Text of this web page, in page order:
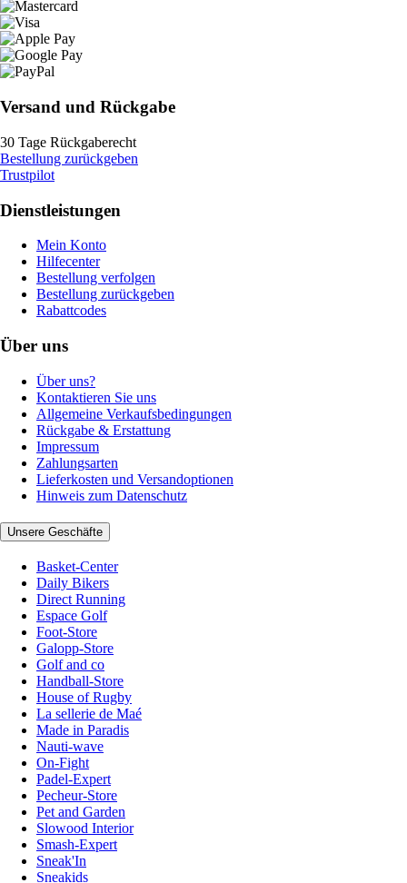
Versand und Rückgabe
30 Tage Rückgaberecht
Bestellung zurückgeben
Trustpilot
Dienstleistungen
Mein Konto
Hilfecenter
Bestellung verfolgen
Bestellung zurückgeben
Rabattcodes
Über uns
Über uns?
Kontaktieren Sie uns
Allgemeine Verkaufsbedingungen
Rückgabe & Erstattung
Impressum
Zahlungsarten
Lieferkosten und Versandoptionen
Hinweis zum Datenschutz
Unsere Geschäfte
Basket-Center
Daily Bikers
Direct Running
Espace Golf
Foot-Store
Galopp-Store
Golf and co
Handball-Store
House of Rugby
La sellerie de Maé
Made in Paradis
Nauti-wave
On-Fight
Padel-Expert
Pecheur-Store
Pet and Garden
Slowood Interior
Smash-Expert
Sneak'In
Sneakids